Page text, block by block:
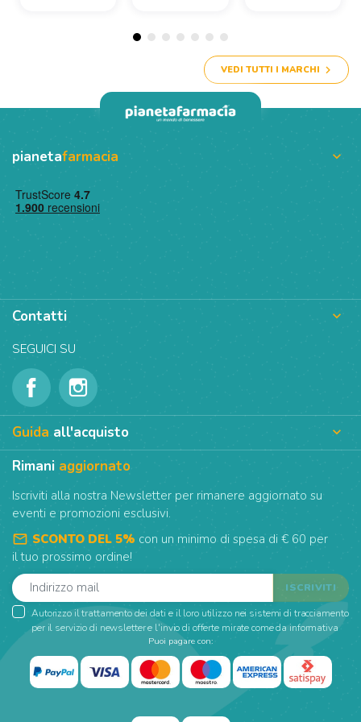
VEDI TUTTI I MARCHI
pianetafarmacia 
Contatti 
SEGUICI SU
Guida all'acquisto 
Rimani aggiornato
Iscriviti alla nostra Newsletter per rimanere aggiornato su
eventi e promozioni esclusivi.
mail_outline SCONTO DEL 5% con un minimo di spesa di € 60 per
il tuo prossimo ordine!
Autorizzo il trattamento dei dati e il loro utilizzo nei sistemi di tracciamento
per il servizio di newsletter e l'invio di offerte mirate come da informativa
Puoi pagare con: